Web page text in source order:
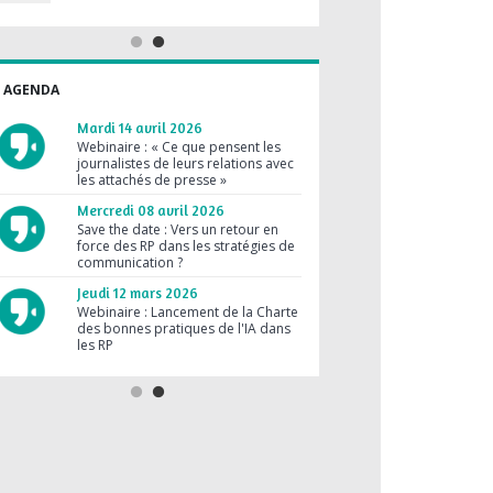
Les RP, c'est gratuit, contrairement
à la pub !
grandes marques !
Lundi 02 mars 2026
RP et journaliste : des métiers
compatibles ?
Mardi 03 février 2026
Une agence RP peut réussir sans
brief clair
Jeudi 30 octobre 2025
Médias en crise : les RP sont
dépassées !
Les RP au forfait, c’est sans limite !
AGENDA
Vendredi 24 avril 2026
Le prochain e-café SYNAP
Mardi 14 avril 2026
Webinaire : « Ce que pensent les
journalistes de leurs relations avec
les attachés de presse »
Mercredi 08 avril 2026
Save the date : Vers un retour en
force des RP dans les stratégies de
communication ?
Jeudi 12 mars 2026
Webinaire : Lancement de la Charte
des bonnes pratiques de l'IA dans
les RP
Suis-je prêt pour la facturation